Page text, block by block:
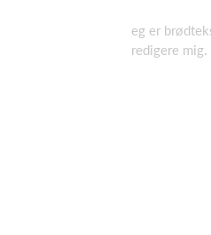
eg er
redigere